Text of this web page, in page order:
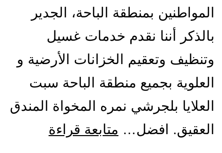
المواطنين بمنطقة الباحة، الجدير
بالذكر أننا نقدم خدمات غسيل
وتنظيف وتعقيم الخزانات الأرضية و
العلوية بجميع منطقة الباحة سبت
العلايا بلجرشي نمره المخواة المندق
العقيق. افضل… متابعة قراءة